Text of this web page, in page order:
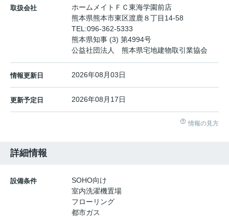
取扱会社
ホームメイトＦＣ東海学園前店
熊本県熊本市東区渡鹿８丁目14-58
TEL:096-362-5333
熊本県知事 (3) 第4994号
公益社団法人 熊本県宅地建物取引業協会
情報更新日 2026年08月03日
更新予定日 2026年08月17日
情報の見方
詳細情報
設備条件
SOHO向け
室内洗濯機置場
フローリング
都市ガス